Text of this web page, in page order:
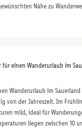
Nähe zu
für einen Wanderurlaub im
Wanderurlaub im
von der Jahreszeit. Im
mild, ideal für
liegen zwischen 10